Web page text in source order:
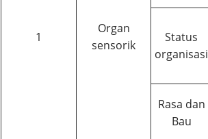
1
Organ
sensorik
Status
organisasi
Rasa dan
Bau